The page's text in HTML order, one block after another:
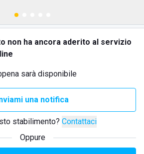
non ha ancora aderito al servizio
sarà disponibile
una notifica
stabilimento? Contattaci
Oppure